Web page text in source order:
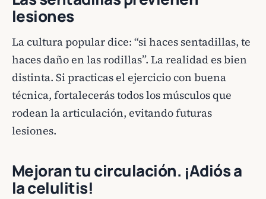
lesiones
La cultura popular dice: “si haces sentadillas, te
haces daño en las rodillas”. La realidad es bien
distinta. Si practicas el ejercicio con buena
técnica, fortalecerás todos los músculos que
rodean la articulación, evitando futuras
lesiones.
Mejoran tu circulación. ¡Adiós a
la celulitis!